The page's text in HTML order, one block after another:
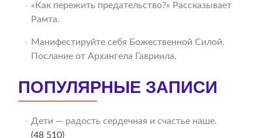
«Как пережить предательство?» Рассказывает
Рамта.
Манифестируйте себя Божественной Силой.
Послание от Архангела Гавриила.
ПОПУЛЯРНЫЕ ЗАПИСИ
Дети — радость сердечная и счастье наше.
(48 510)